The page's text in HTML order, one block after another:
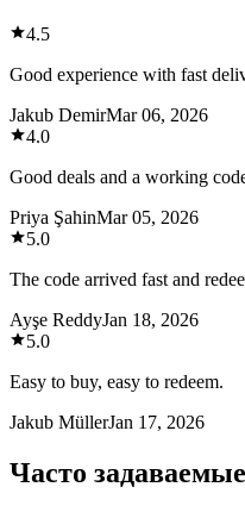
4.5
Good experience with fast
Jakub DemirMar 06, 2026
4.0
Good deals and a working
Priya ŞahinMar 05, 2026
5.0
The code arrived fast and
Ayşe ReddyJan 18, 2026
5.0
Easy to buy, easy to redeem.
Jakub MüllerJan 17, 2026
Часто